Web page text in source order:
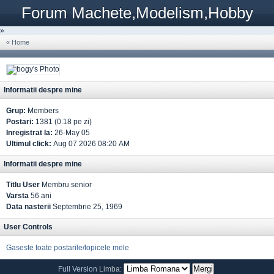
Forum Machete,Modelism,Hobby
»
« Home
Informatii despre mine
Grup: Members
Postari: 1381 (0.18 pe zi)
Inregistrat la: 26-May 05
Ultimul click: Aug 07 2026 08:20 AM
Informatii despre mine
Titlu User Membru senior
Varsta 56 ani
Data nasterii Septembrie 25, 1969
User Controls
Gaseste toate postarile/topicele mele
Full Version Limba: